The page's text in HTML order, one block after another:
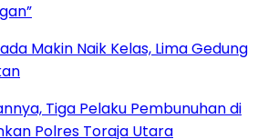
Makin Naik Kelas, Lima Gedung
Tiga Pelaku Pembunuhan di
Polres Toraja Utara